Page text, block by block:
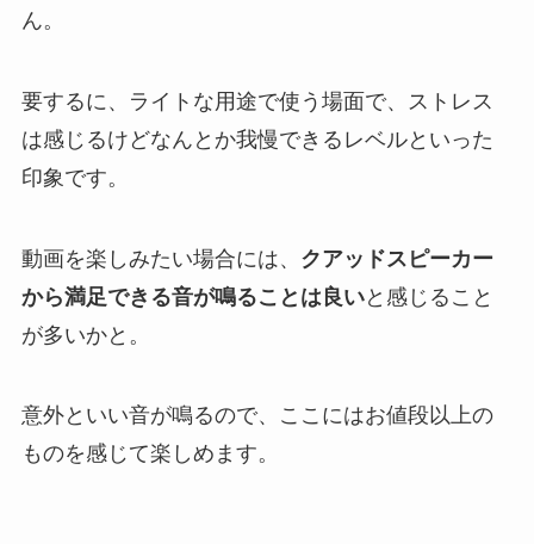
ん。
要するに、ライトな用途で使う場面で、ストレス
は感じるけどなんとか我慢できるレベルといった
印象です。
動画を楽しみたい場合には、 クアッドスピーカー
から満足できる音が鳴ることは良いと感じること
が多いかと。
意外といい音が鳴るので、ここにはお値段以上の
ものを感じて楽しめます。